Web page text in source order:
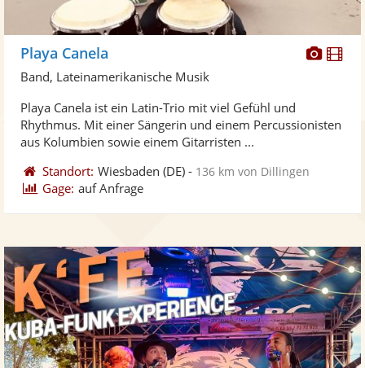
Playa Canela
Band, Lateinamerikanische Musik
Playa Canela ist ein Latin-Trio mit viel Gefühl und
Rhythmus. Mit einer Sängerin und einem Percussionisten
aus Kolumbien sowie einem Gitarristen ...
Standort: Wiesbaden (DE) - 136 km von Dillingen
Gage: auf Anfrage